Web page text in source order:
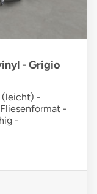
- Grigio
(leicht) -
-
-